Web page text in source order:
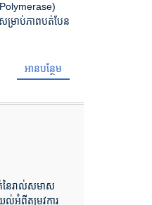
ម្រាប់ភាពបត់បែន
អានបន្ថែម
នៃរាល់សមាស
ល់អំពីតម្រូវការ